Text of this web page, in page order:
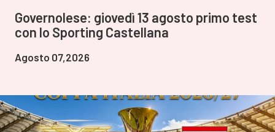
Governolese: giovedì 13 agosto primo test
con lo Sporting Castellana
Agosto 07,2026